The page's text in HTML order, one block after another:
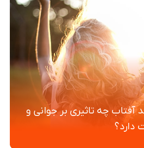
آفتاب چه تاثیری بر جوانی و
دارد؟